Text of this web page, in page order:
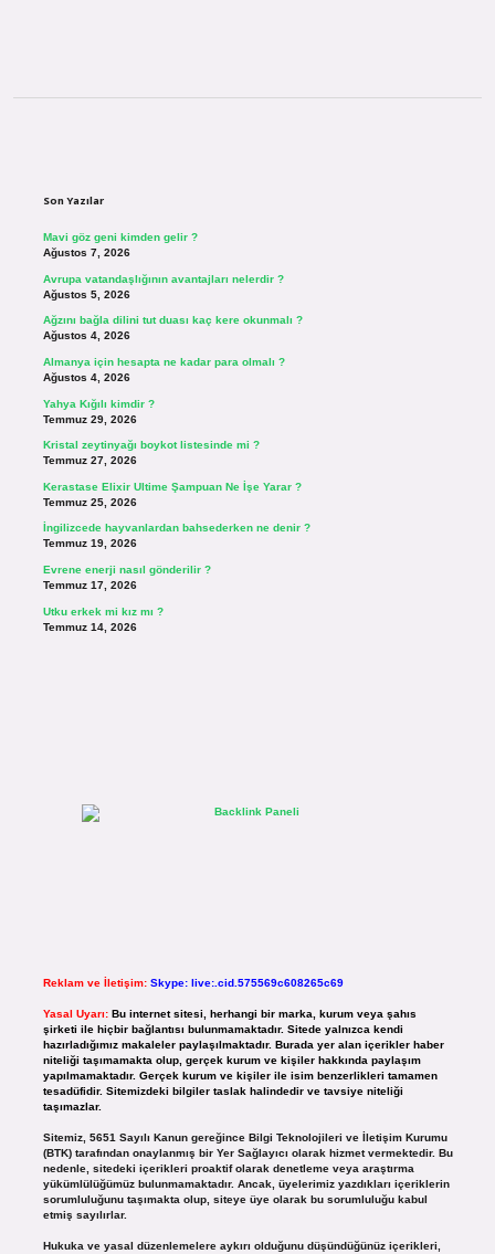
Son Yazılar
Mavi göz geni kimden gelir ?
Ağustos 7, 2026
Avrupa vatandaşlığının avantajları nelerdir ?
Ağustos 5, 2026
Ağzını bağla dilini tut duası kaç kere okunmalı ?
Ağustos 4, 2026
Almanya için hesapta ne kadar para olmalı ?
Ağustos 4, 2026
Yahya Kığılı kimdir ?
Temmuz 29, 2026
Kristal zeytinyağı boykot listesinde mi ?
Temmuz 27, 2026
Kerastase Elixir Ultime Şampuan Ne İşe Yarar ?
Temmuz 25, 2026
İngilizcede hayvanlardan bahsederken ne denir ?
Temmuz 19, 2026
Evrene enerji nasıl gönderilir ?
Temmuz 17, 2026
Utku erkek mi kız mı ?
Temmuz 14, 2026
Reklam ve İletişim: Skype: live:.cid.575569c608265c69
Yasal Uyarı: Bu internet sitesi, herhangi bir marka, kurum veya şahıs
şirketi ile hiçbir bağlantısı bulunmamaktadır. Sitede yalnızca kendi
hazırladığımız makaleler paylaşılmaktadır. Burada yer alan içerikler haber
niteliği taşımamakta olup, gerçek kurum ve kişiler hakkında paylaşım
yapılmamaktadır. Gerçek kurum ve kişiler ile isim benzerlikleri tamamen
tesadüfidir. Sitemizdeki bilgiler taslak halindedir ve tavsiye niteliği
taşımazlar.
Sitemiz, 5651 Sayılı Kanun gereğince Bilgi Teknolojileri ve İletişim Kurumu
(BTK) tarafından onaylanmış bir Yer Sağlayıcı olarak hizmet vermektedir. Bu
nedenle, sitedeki içerikleri proaktif olarak denetleme veya araştırma
yükümlülüğümüz bulunmamaktadır. Ancak, üyelerimiz yazdıkları içeriklerin
sorumluluğunu taşımakta olup, siteye üye olarak bu sorumluluğu kabul
etmiş sayılırlar.
Hukuka ve yasal düzenlemelere aykırı olduğunu düşündüğünüz içerikleri,